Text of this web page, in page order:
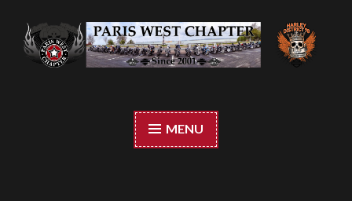
Accéder
au
contenu
MENU